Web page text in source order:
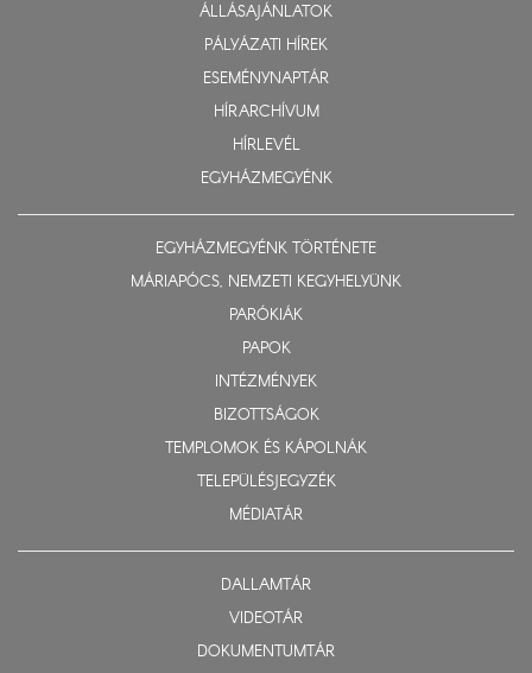
ÁLLÁSAJÁNLATOK
PÁLYÁZATI HÍREK
ESEMÉNYNAPTÁR
HÍRARCHÍVUM
HÍRLEVÉL
EGYHÁZMEGYÉNK
EGYHÁZMEGYÉNK TÖRTÉNETE
MÁRIAPÓCS, NEMZETI KEGYHELYÜNK
PARÓKIÁK
PAPOK
INTÉZMÉNYEK
BIZOTTSÁGOK
TEMPLOMOK ÉS KÁPOLNÁK
TELEPÜLÉSJEGYZÉK
MÉDIATÁR
DALLAMTÁR
VIDEOTÁR
DOKUMENTUMTÁR